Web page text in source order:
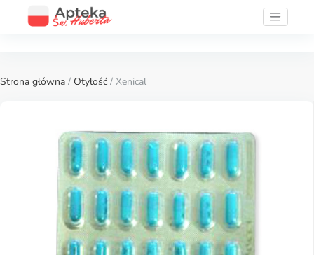
Strona główna / Otyłość / Xenical